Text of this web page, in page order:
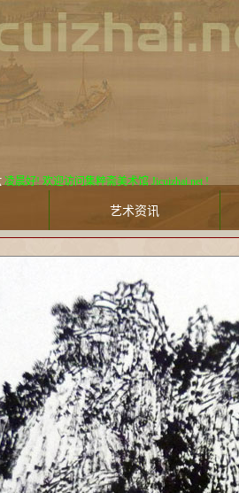
好! 欢迎访问集粹斋美术馆 Jicuizhai.net !
艺术资讯